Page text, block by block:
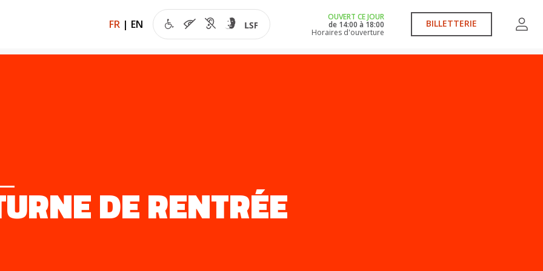
FR | EN
OUVERT CE JOUR
de 14:00 à 18:00
Horaires d'ouverture
BILLETTERIE
DE RENTRÉE